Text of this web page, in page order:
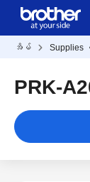
အိမ်
PRK-